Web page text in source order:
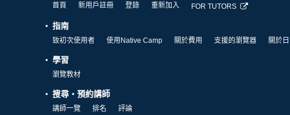
首頁 新用戶註冊 登錄 重新加入 FOR TUTORS
指南
致初次使用者 使用Native Camp 關於費用 支援的瀏覽器 關於
學習
瀏覽教材
搜尋・預約講師
講師一覽 排名 評論